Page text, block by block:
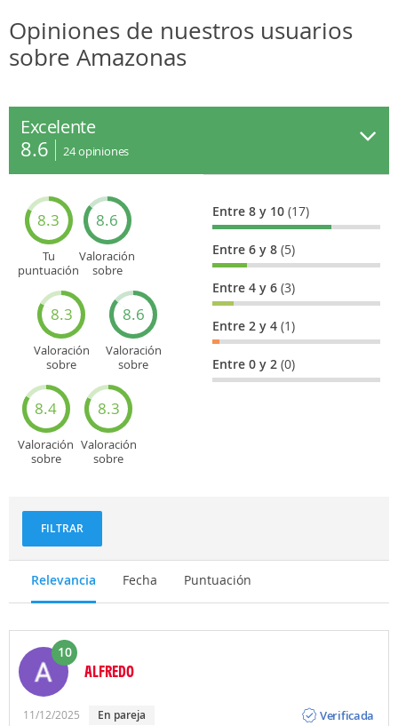
Opiniones de nuestros usuarios
sobre Amazonas
Excelente
8.6 24opiniones
8.3
Tu
puntuación
8.6
Valoración
sobre
8.3
Valoración
sobre
8.6
Valoración
sobre
turísticos
8.4
Valoración
sobre
8.3
Valoración
sobre
Entre 8 y 10(17)
Entre 6 y 8(5)
Entre 4 y 6(3)
Entre 2 y 4(1)
Entre 0 y 2(0)
FILTRAR
Relevancia Fecha Puntuación
10
ALFREDO
11/12/2025 En pareja
Verificada